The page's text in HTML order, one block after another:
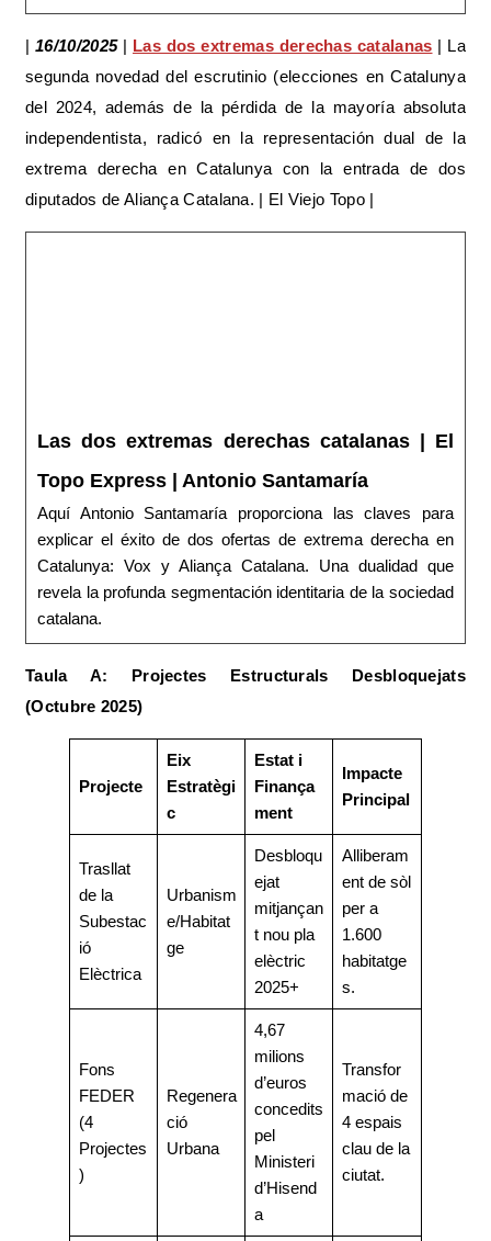
|16/10/2025| Las dos extremas derechas catalanas | La
segunda novedad del escrutinio (elecciones en Catalunya
del 2024, además de la pérdida de la mayoría absoluta
independentista, radicó en la representación dual de la
extrema derecha en Catalunya con la entrada de dos
diputados de Aliança Catalana. | El Viejo Topo |
Las dos extremas derechas catalanas | El
Topo Express | Antonio Santamaría
Aquí Antonio Santamaría proporciona las claves para
explicar el éxito de dos ofertas de extrema derecha en
Catalunya: Vox y Aliança Catalana. Una dualidad que
revela la profunda segmentación identitaria de la sociedad
catalana.
Taula A: Projectes Estructurals Desbloquejats
(Octubre 2025)
Projecte
Eix
Estratègi
c
Estat i
Finança
ment
Impacte
Principal
Trasllat
de la
Subestac
ió
Elèctrica
Urbanism
e/Habitat
ge
Desbloqu
ejat
mitjançan
t nou pla
elèctric
2025+
Alliberam
ent de sòl
per a
1.600
habitatge
s.
Fons
FEDER
(4
Projectes
)
Regenera
ció
Urbana
4,67
milions
d’euros
concedits
pel
Ministeri
d’Hisend
a
Transfor
mació de
4 espais
clau de la
ciutat.